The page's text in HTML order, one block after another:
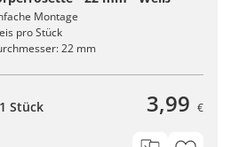
Montage
pro Stück
22 mm
Stück 3,99 €